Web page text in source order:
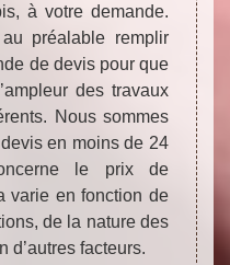
à votre demande.
préalable remplir
de devis pour que
des travaux
Nous sommes
en moins de 24
le prix de
varie en fonction de
de la nature des
d’autres facteurs.